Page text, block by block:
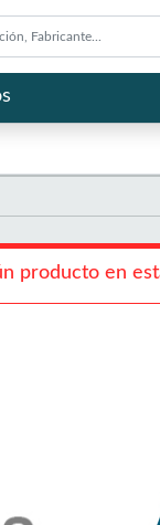
producto en